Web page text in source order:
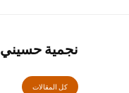
نجمية حسيني
كل المقالات